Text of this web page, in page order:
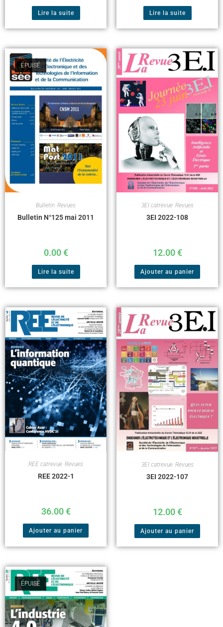
Lire la suite Lire la suite
ÉPUISÉ
Bulletin Revues
Bulletin N°125 mai 2011
0.00€
Lire la suite
3EI catrevue, Revues
3EI 2022-108
12.00€
Ajouter au panier
REE catrevue Revues
REE 2022-1
36.00€
Ajouter au panier
3EI catrevue, Revues
3EI 2022-107
12.00€
Ajouter au panier
ÉPUISÉ